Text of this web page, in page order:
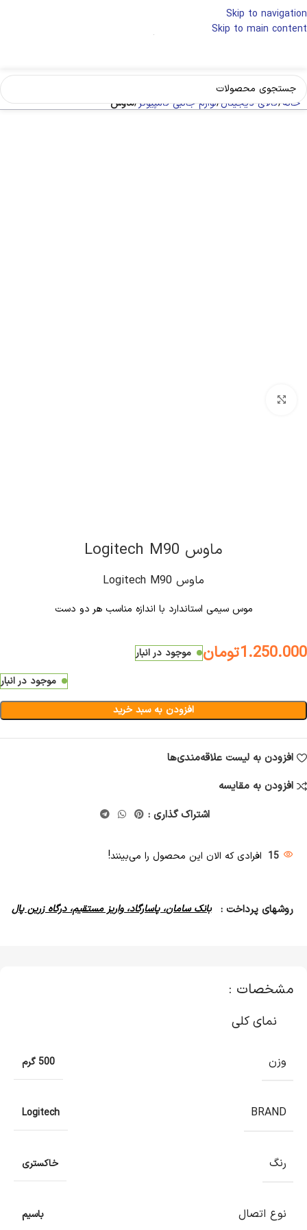
Skip to navigation
Skip to main content
خانه کالای دیجیتال لوازم جانبی کامپیوتر ماوس
ماوس Logitech M90
ماوس Logitech M90
موس سیمی استاندارد با اندازه مناسب هر دو دست
1.250.000تومان
موجود در انبار
موجود در انبار
افزودن به سبد خرید
افزودن به لیست علاقه‌مندی‌ها
افزودن به مقایسه
اشتراک گذاری :
15 افرادی که الان این محصول را می‌بینند!
روشهای پرداخت : بانک سامان، پاسارگاد، واریز مستقیم، درگاه زرین پال
مشخصات :
نمای کلی
وزن 500 گرم
BRAND
Logitech
رنگ خاکستری
نوع اتصال باسیم